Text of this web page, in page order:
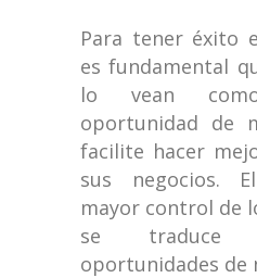
Para tener éxito
es fundamental
lo vean
oportunidad de
facilite hacer
sus negocios.
mayor control de
se traduce
oportunidades de